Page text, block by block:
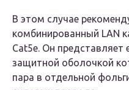
В этом случае
комбинированный LAN
Саt5e. Он представляет
защитной оболочкой
пара в отдельной